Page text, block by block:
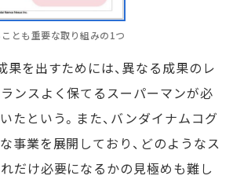
とも重要な取り組みの1つ
果を出すためには、異なる成果のレ
ンスよく保てるスーパーマンが必
たという。また、バンダイナムコグ
事業を展開しており、どのようなス
だけ必要になるかの見極めも難し